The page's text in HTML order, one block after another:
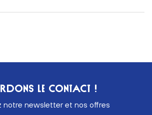
LE CONTACT !
notre newsletter et nos offres